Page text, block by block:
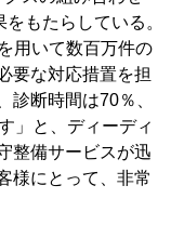
もたらしている。
用いて数百万件の
要な対応措置を担
診断時間は70％、
」と、ディーディ
整備サービスが迅
様にとって、非常